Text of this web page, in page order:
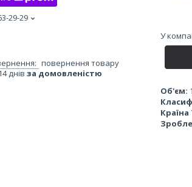
29-29
повернення товару
днів за домовленістю
У
Об'єм: